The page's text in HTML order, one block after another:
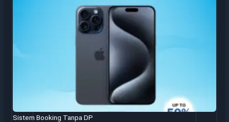
Sistem Booking Tanpa DP